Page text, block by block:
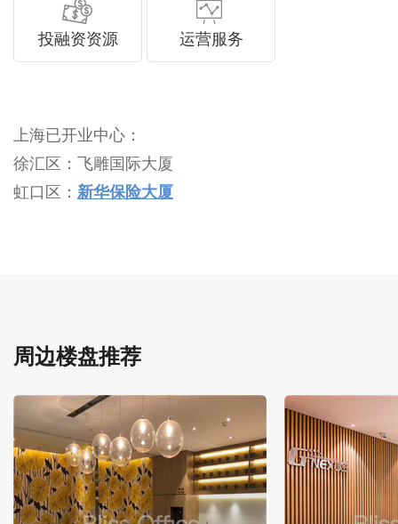
投融资资源 运营服务
上海已开业中心：
徐汇区：飞雕国际大厦
虹口区： 新华保险大厦
周边楼盘推荐